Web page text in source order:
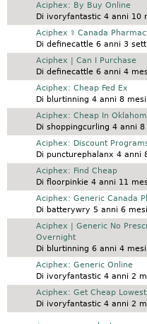
Discussione normale
Aciphex: By Buy Online
Di ivoryfantastic4 anni 10
Discussione normale
Aciphex ⚕️ Canada
Di definecattle6 anni 3
Discussione normale
Aciphex | Can I Purchase
Di definecattle6 anni 4
Discussione normale
Aciphex: Cheap Fed Ex
Di blurtinning 4 anni 8
Discussione normale
Aciphex: Cheap In
Di shoppingcurling 4 anni 8
Discussione normale
Aciphex: Discount
Di puncturephalanx 4 anni
Discussione normale
Aciphex: Find Cheap
Di floorpinkie4 anni 11
Discussione normale
Aciphex: Generic Canada
Di batterywry 5 anni 6
Discussione normale
Aciphex | Generic No
Overnight
Di blurtinning 6 anni 4
Discussione normale
Aciphex: Generic Online
Di ivoryfantastic4 anni 2
Discussione normale
Aciphex: Get Cheap
Di ivoryfantastic4 anni 2